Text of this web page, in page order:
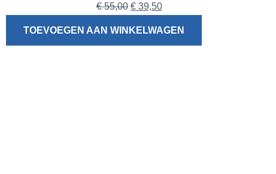
€55,00 Oorspronkelijke
€39,50Huidige
TOEVOEGEN AAN WINKELWAGEN